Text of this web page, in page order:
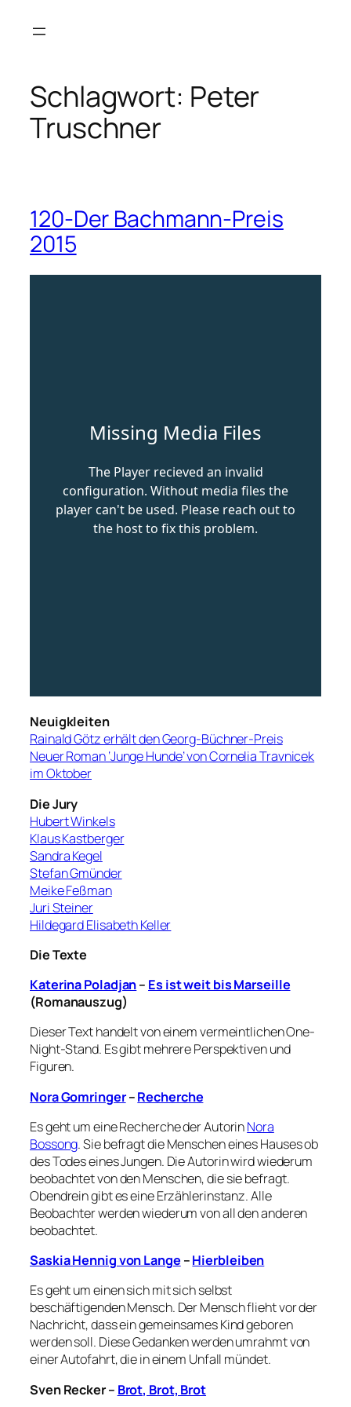
Inhalt
Schlagwort: Peter
Truschner
120-Der Bachmann-Preis
2015
Neuigkleiten
Rainald Götz erhält den Georg-Büchner-Preis
Neuer Roman ‘Junge Hunde’ von Cornelia Travnicek
im Oktober
Die Jury
Hubert Winkels
Klaus Kastberger
Sandra Kegel
Stefan Gmünder
Meike Feßman
Juri Steiner
Hildegard Elisabeth Keller
Die Texte
Katerina Poladjan– Es ist weit bis Marseille
(Romanauszug)
Dieser Text handelt von einem vermeintlichen One-
Night-Stand. Es gibt mehrere Perspektiven und
Figuren.
Nora Gomringer–Recherche
Es geht um eine Recherche der AutorinNora
Bossong. Sie befragt die Menschen eines Hauses ob
des Todes eines Jungen. Die Autorin wird wiederum
beobachtet von den Menschen, die sie befragt.
Obendrein gibt es eine Erzählerinstanz. Alle
Beobachter werden wiederum von all den anderen
beobachtet.
Saskia Hennig von Lange –Hierbleiben
Es geht um einen sich mit sich selbst
beschäftigenden Mensch. Der Mensch flieht vor der
Nachricht, dass ein gemeinsames Kind geboren
werden soll. Diese Gedanken werden umrahmt von
einer Autofahrt, die in einem Unfall mündet.
Sven Recker– Brot, Brot, Brot